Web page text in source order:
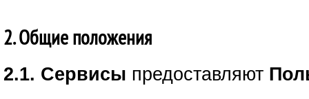
2. Общие положения
2.1. Сервисы предоставляют